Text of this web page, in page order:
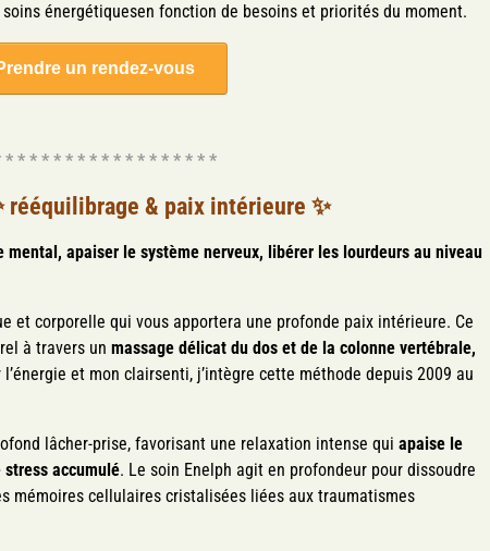
soins énergétiquesen fonction de besoins et priorités du moment.
* * * * * * * * * * * * * * * * * *
rééquilibrage & paix intérieure ✨
apaiser le système nerveux, libérer les lourdeurs au niveau
et corporelle qui vous apportera une profonde paix intérieure. Ce
à travers unmassage délicat du dos et de la colonne vertébrale,
l’énergie et mon clairsenti, j’intègre cette méthode depuis 2009 au
lâcher-prise, favorisant une relaxation intense quiapaise le
accumulé. Le soin Enelph agit en profondeur pour dissoudre
mémoires cellulaires cristalisées liées aux traumatismes